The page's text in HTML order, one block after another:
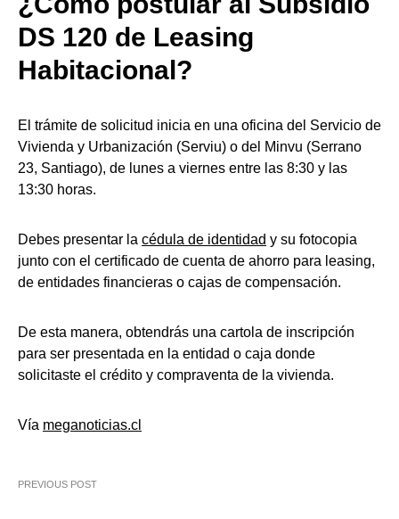
DS 120 de Leasing
Habitacional?
El trámite de solicitud inicia en una oficina del Servicio de
Vivienda y Urbanización (Serviu) o del Minvu (Serrano
23, Santiago), de lunes a viernes entre las 8:30 y las
13:30 horas.
Debes presentar la cédula de identidad y su fotocopia
junto con el certificado de cuenta de ahorro para leasing,
de entidades financieras o cajas de compensación.
De esta manera, obtendrás una cartola de inscripción
para ser presentada en la entidad o caja donde
solicitaste el crédito y compraventa de la vivienda.
Vía meganoticias.cl
PREVIOUS POST